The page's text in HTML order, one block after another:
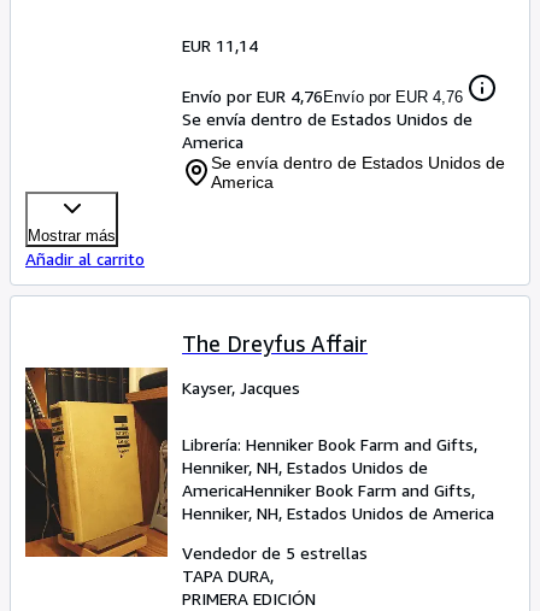
EUR 11,14
Envío por EUR 4,76 Envío por EUR 4,76
Se envía dentro de Estados Unidos de
America
Se envía dentro de Estados Unidos de
America
Mostrar más
Añadir al carrito
The Dreyfus Affair
Kayser, Jacques
Librería: Henniker Book Farm and Gifts,
Henniker, NH, Estados Unidos de
AmericaHenniker Book Farm and Gifts,
Henniker, NH, Estados Unidos de America
Vendedor de 5 estrellas
TAPA DURA
PRIMERA EDICIÓN